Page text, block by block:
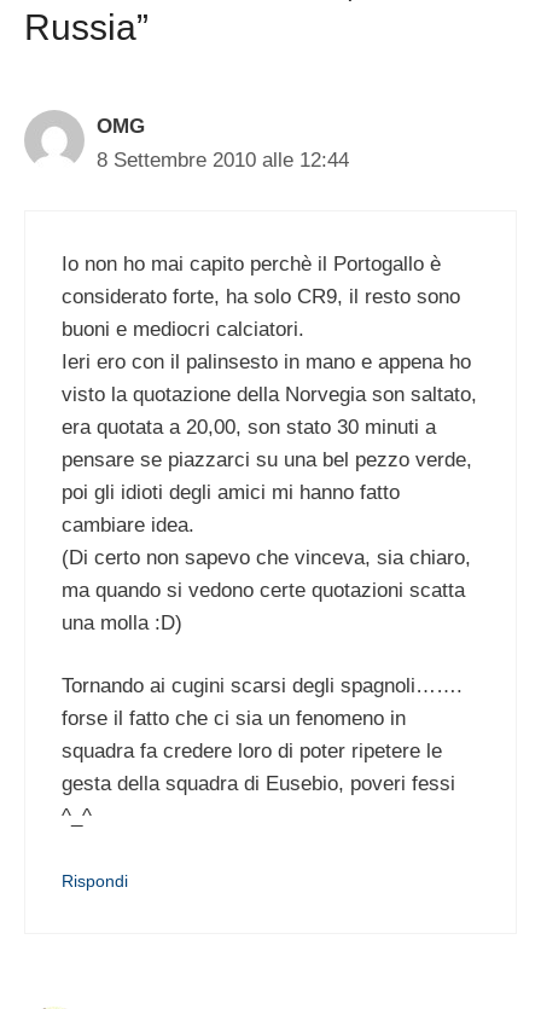
Russia”
OMG
8 Settembre 2010 alle 12:44
Io non ho mai capito perchè il Portogallo è
considerato forte, ha solo CR9, il resto sono
buoni e mediocri calciatori.
Ieri ero con il palinsesto in mano e appena ho
visto la quotazione della Norvegia son saltato,
era quotata a 20,00, son stato 30 minuti a
pensare se piazzarci su una bel pezzo verde,
poi gli idioti degli amici mi hanno fatto
cambiare idea.
(Di certo non sapevo che vinceva, sia chiaro,
ma quando si vedono certe quotazioni scatta
una molla :D)
Tornando ai cugini scarsi degli spagnoli…….
forse il fatto che ci sia un fenomeno in
squadra fa credere loro di poter ripetere le
gesta della squadra di Eusebio, poveri fessi
^_^
Rispondi